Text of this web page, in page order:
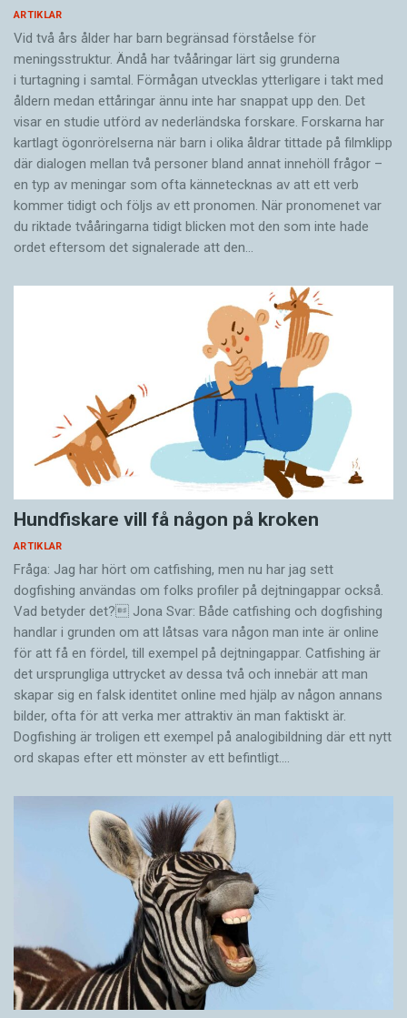
ARTIKLAR
Vid två års ålder har barn begränsad förståelse för
meningsstruktur. Ändå har tvååringar lärt sig grunderna
i turtagning i samtal. Förmågan utvecklas ytterligare i takt med
åldern medan ettåringar ännu inte har snappat upp den. Det
visar en studie utförd av nederländska forskare. Forskarna har
kartlagt ögonrörelserna när barn i olika åldrar tittade på filmklipp
där dialogen mellan två personer bland annat innehöll frågor –
en typ av meningar som ofta kännetecknas av att ett verb
kommer tidigt och följs av ett pronomen. När pronomenet var
du riktade tvååringarna tidigt blicken mot den som inte hade
ordet eftersom det ­signalerade att den…
Hundfiskare vill få någon på kroken
ARTIKLAR
Fråga: Jag har hört om catfishing, men nu har jag sett
dogfishing användas om folks profiler på dejtningappar också.
Vad betyder det? Jona Svar: Både catfishing och dogfishing
handlar i grunden om att låtsas vara någon man inte är online
för att få en fördel, till exempel på dejtningappar. Catfishing är
det ursprungliga uttrycket av dessa två och innebär att man
skapar sig en falsk identitet online med hjälp av någon annans
bilder, ofta för att verka mer attraktiv än man faktiskt är.
Dogfishing är troligen ett exempel på analogibildning där ett nytt
ord skapas efter ett mönster av ett befintligt.…